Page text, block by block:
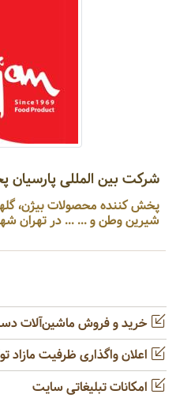
شرکت بین المللی
پخش کننده محصولات بیژن،
شیرین وطن و ... ... در تهران
خرید و فروش ماشین‌آلات
اعلان واگذاری ظرفیت مازاد
امکانات تبلیغاتی سایت